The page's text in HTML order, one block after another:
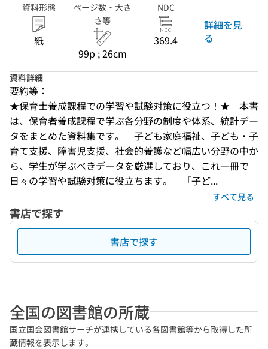
資料形態
紙
ページ数・大き
さ等
99p ; 26cm
NDC
369.4
詳細を見
る
資料詳細
要約等：
★保育士養成課程での学習や試験対策に役立つ！★　本書
は、保育者養成課程で学ぶ各分野の制度や体系、統計デー
タをまとめた資料集です。　子ども家庭福祉、子ども・子
育て支援、障害児支援、社会的養護など幅広い分野の中か
ら、学生が学ぶべきデータを厳選しており、これ一冊で
日々の学習や試験対策に役立ちます。　「子ど...
すべて見る
書店で探す
書店で探す
全国の図書館の所蔵
国立国会図書館サーチが連携している各図書館等から取得した所
蔵情報を表示します。